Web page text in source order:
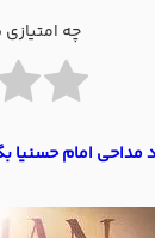
چه
مداحی امام